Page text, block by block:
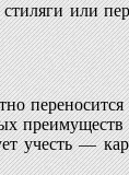
стиляги или
учесть —